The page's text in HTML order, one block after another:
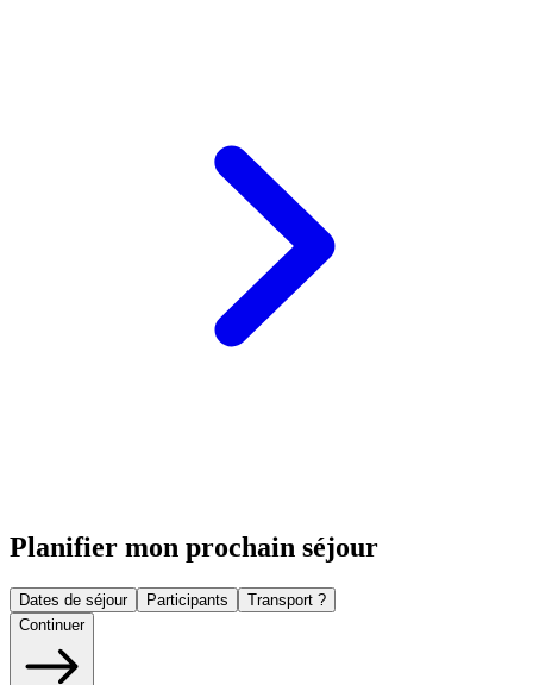
Planifier mon prochain séjour
Dates de séjour Participants
Transport ?
Continuer